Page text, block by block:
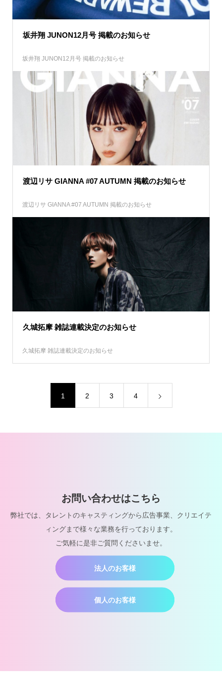
坂井翔 JUNON12月号 掲載のお知らせ
坂井翔 JUNON12月号 掲載のお知らせ
渡辺リサ GIANNA #07 AUTUMN 掲載のお知らせ
渡辺リサ GIANNA #07 AUTUMN 掲載のお知らせ
久城拓摩 雑誌連載決定のお知らせ
久城拓摩 雑誌連載決定のお知らせ
1 2 3 4
お問い合わせはこちら
弊社では、タレントのキャスティングから広告事業、クリエイテ
ィングまで様々な業務を行っております。
ご気軽に是非ご質問くださいませ。
法人のお客様
個人のお客様